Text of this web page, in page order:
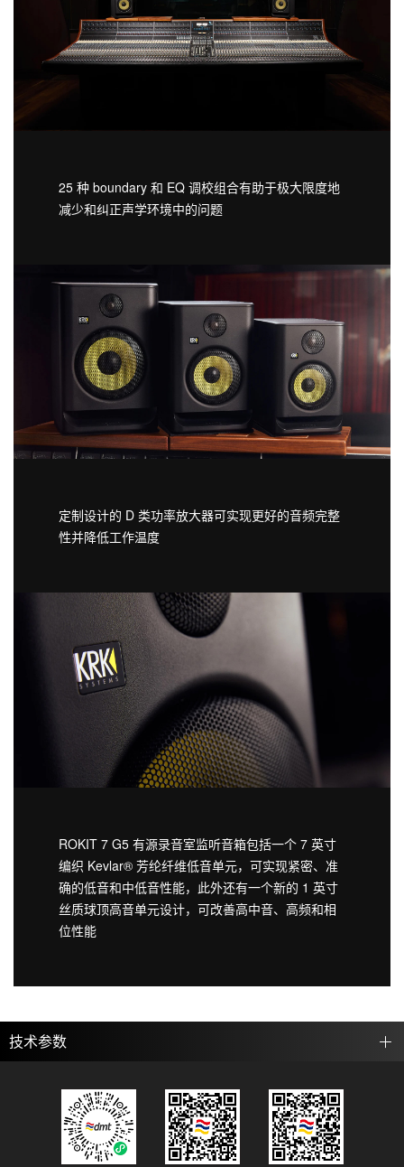
25 种 boundary 和 EQ 调校组合有助于极大限度地
减少和纠正声学环境中的问题
定制设计的 D 类功率放大器可实现更好的音频完整
性并降低工作温度
ROKIT 7 G5 有源录音室监听音箱包括一个 7 英寸
编织 Kevlar® 芳纶纤维低音单元，可实现紧密、准
确的低音和中低音性能，此外还有一个新的 1 英寸
丝质球顶高音单元设计，可改善高中音、高频和相
位性能
技术参数